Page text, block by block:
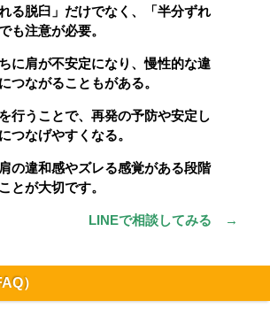
れる脱臼」だけでなく、「半分ずれ
も注意が必要。
に肩が不安定になり、慢性的な違
つながることもがある。
行うことで、再発の予防や安定し
つなげやすくなる。
の違和感やズレる感覚がある段階
とが大切です。
LINEで相談してみる →
）